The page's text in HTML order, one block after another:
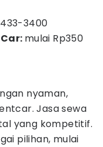
3400
mulai Rp350
nyaman,
Jasa sewa
yang kompetitif.
pilihan, mulai